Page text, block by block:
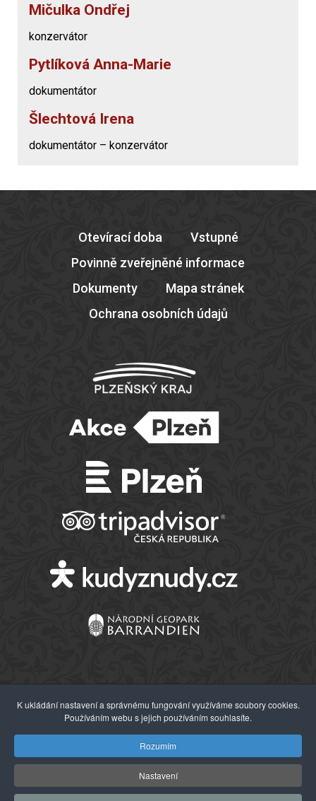
Mičulka Ondřej
konzervátor
Pytlíková Anna-Marie
dokumentátor
Šlechtová Irena
dokumentátor – konzervátor
Otevírací doba
Vstupné
Povinně zveřejněné informace
Dokumenty
Mapa stránek
Ochrana osobních údajů
© 2026 Západočeské muzeum v Plzni
K ukládání nastavení a správnému fungování využíváme soubory cookies.
Používáním webu s jejich používáním souhlasíte.
Rozumím
Nastavení